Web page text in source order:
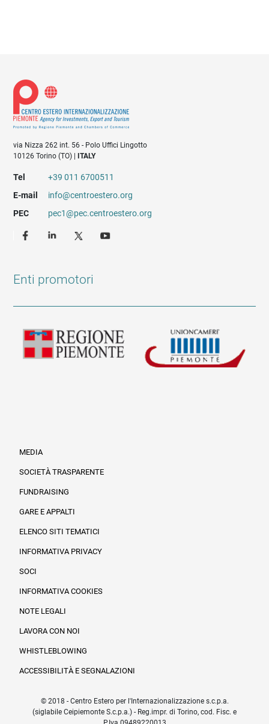
via Nizza 262 int. 56 - Polo Uffici Lingotto
10126 Torino (TO) |
ITALY
Tel
+39 011 6700511
E-mail
info@centroestero.org
PEC
pec1@pec.centroestero.org
Enti promotori
MEDIA
SOCIETÀ TRASPARENTE
FUNDRAISING
GARE E APPALTI
ELENCO SITI TEMATICI
INFORMATIVA PRIVACY
SOCI
INFORMATIVA COOKIES
NOTE LEGALI
LAVORA CON NOI
WHISTLEBLOWING
ACCESSIBILITÀ E SEGNALAZIONI
© 2018 - Centro Estero per l'Internazionalizzazione s.c.p.a.
(siglabile Ceipiemonte S.c.p.a.) - Reg.impr. di Torino, cod. Fisc. e